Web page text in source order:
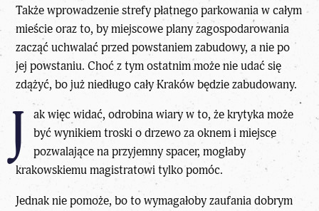
Także wprowadzenie strefy płatnego parkowania w całym
mieście oraz to, by miejscowe plany zagospodarowania
zacząć uchwalać przed powstaniem zabudowy, a nie po
jej powstaniu. Choć z tym ostatnim może nie udać się
zdążyć, bo już niedługo cały Kraków będzie zabudowany.
J
ak więc widać, odrobina wiary w to, że krytyka może
być wynikiem troski o drzewo za oknem i miejsce
pozwalające na przyjemny spacer, mogłaby
krakowskiemu magistratowi tylko pomóc.
Jednak nie pomoże, bo to wymagałoby zaufania dobrym